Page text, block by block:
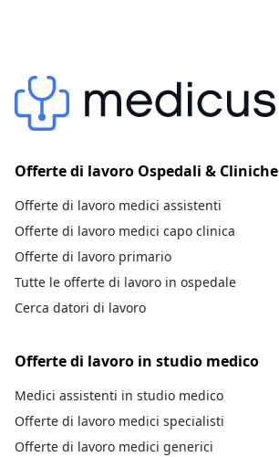
Offerte di lavoro Ospedali & Cliniche
Offerte di lavoro medici assistenti
Offerte di lavoro medici capo clinica
Offerte di lavoro primario
Tutte le offerte di lavoro in ospedale
Cerca datori di lavoro
Offerte di lavoro in studio medico
Medici assistenti in studio medico
Offerte di lavoro medici specialisti
Offerte di lavoro medici generici